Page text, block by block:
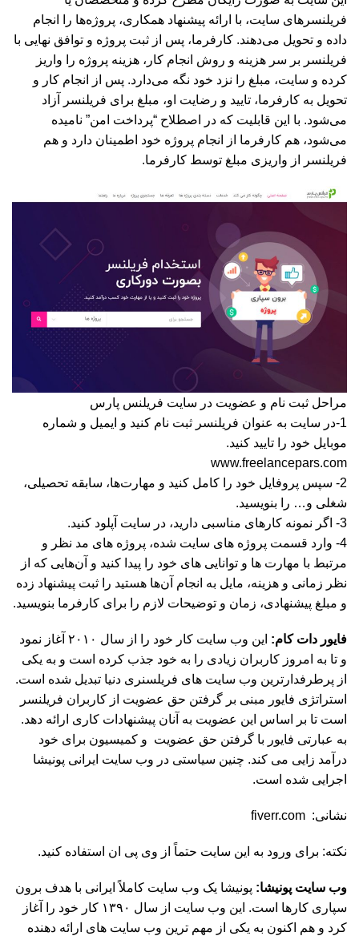
فریلنسرهای سایت، با ارائه پیشنهاد همکاری، پروژه‌ها را انجام
داده و تحویل می‌دهند. کارفرما، پس از ثبت پروژه و توافق نهایی با
فریلنسر بر سر هزینه و روش انجام کار، هزینه پروژه را واریز
کرده و سایت، مبلغ را نزد خود نگه می‌دارد. پس از انجام کار و
تحویل به کارفرما، تایید و رضایت او، مبلغ برای فریلنسر آزاد
می‌شود. با این قابلیت که در اصطلاح “پرداخت امن” نامیده
می‌شود، هم کارفرما از انجام پروژه خود اطمینان دارد و هم
فریلنسر از واریزی مبلغ توسط کارفرما.
مراحل ثبت نام و عضویت در سایت فریلنس پارس
1-در سایت به عنوان فریلنسر ثبت نام کنید و ایمیل و شماره
موبایل خود را تایید کنید.
www.freelancepars.com
2- سپس پروفایل خود را کامل کنید و مهارت‌ها، سابقه تحصیلی،
شغلی و… را بنویسید.
3- اگر نمونه کارهای مناسبی دارید، در سایت آپلود کنید.
4- وارد قسمت پروژه های سایت شده، پروژه های مد نظر و
مرتبط با مهارت ها و توانایی های خود را پیدا کنید و آن‌هایی که از
نظر زمانی و هزینه، مایل به انجام آن‌ها هستید را ثبت پیشنهاد زده
و مبلغ پیشنهادی، زمان و توضیحات لازم را برای کارفرما بنویسید.
فایور دات کام:
این وب سایت کار خود را از سال ۲۰۱۰ آغاز نمود
و تا به امروز کاربران زیادی را به خود جذب کرده است و به یکی
از پرطرفدارترین وب سایت های فریلسنری دنیا تبدیل شده است.
استراتژی فایور مبنی بر گرفتن حق عضویت از کاربران فریلنسر
است تا بر اساس این عضویت به آنان پیشنهادات کاری ارائه دهد.
به عبارتی فایور با گرفتن حق عضویت و کمیسیون برای خود
درآمد زایی می کند. چنین سیاستی در وب سایت ایرانی پونیشا
اجرایی شده است.
نشانی: fiverr.com
نکته: برای ورود به این سایت حتماً از وی پی ان استفاده کنید.
وب سایت پونیشا: پونیشا یک وب سایت کاملاً ایرانی با هدف برون
سپاری کارها است. این وب سایت از سال ۱۳۹۰ کار خود را آغاز
کرد و هم اکنون به یکی از مهم ترین وب سایت های ارائه دهنده